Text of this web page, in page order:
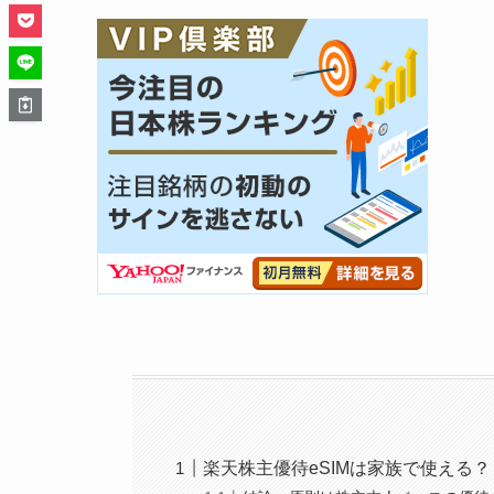
楽天株主優待eSIMは家族で使える？